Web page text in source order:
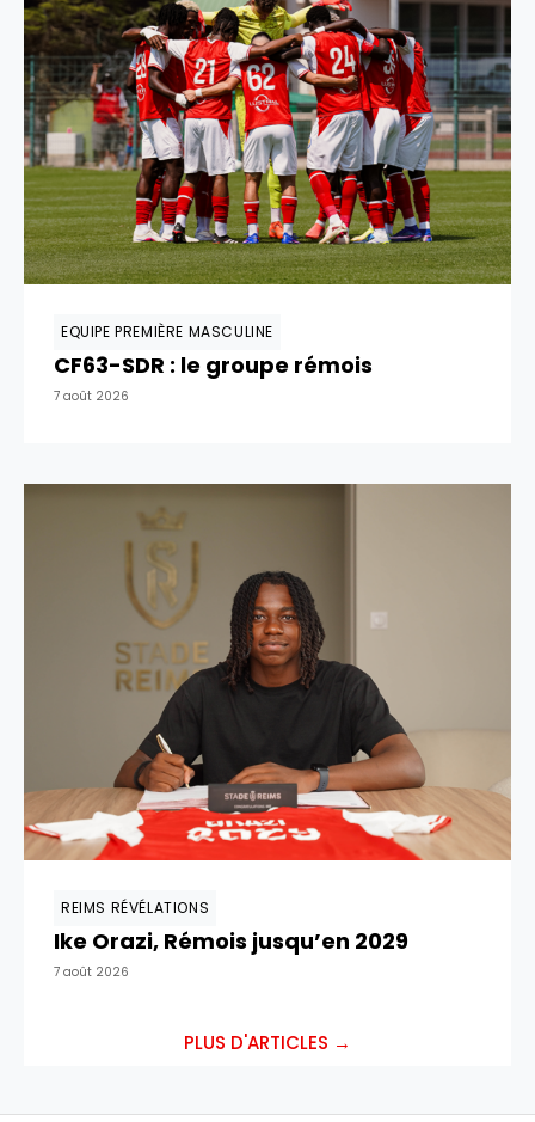
EQUIPE PREMIÈRE MASCULINE
CF63-SDR : le groupe rémois
7 août 2026
REIMS RÉVÉLATIONS
Ike Orazi, Rémois jusqu’en 2029
7 août 2026
PLUS D'ARTICLES →